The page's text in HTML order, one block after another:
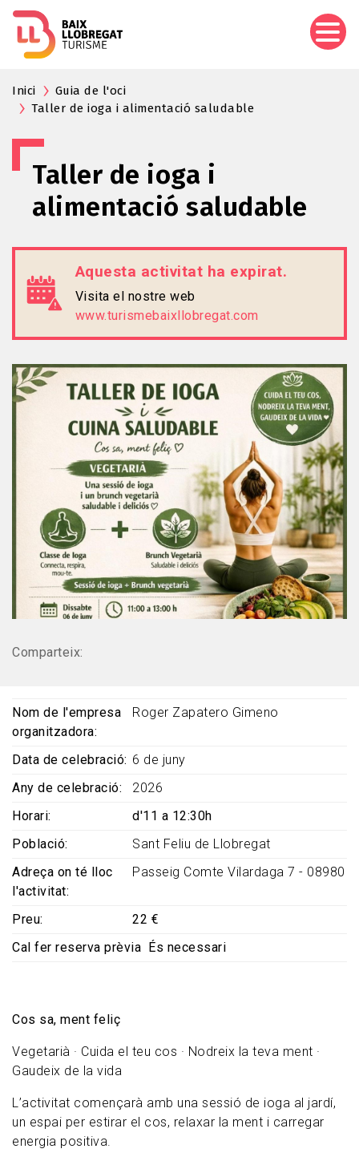
Inici
Guia de l'oci
Taller de ioga i alimentació saludable
Taller de ioga i
alimentació saludable
Aquesta activitat ha expirat.
Visita el nostre web
www.turismebaixllobregat.com
Comparteix:
Cos sa, ment feliç
Vegetarià · Cuida el teu cos · Nodreix la teva ment ·
Gaudeix de la vida
L’activitat començarà amb una sessió de ioga al jardí,
un espai per estirar el cos, relaxar la ment i carregar
energia positiva.
Nom de l'empresa
organitzadora
Roger Zapatero Gimeno
Data de celebració 6 de juny
Any de celebració
2026
Horari
d'11 a 12:30h
Població
Sant Feliu de Llobregat
Adreça on té lloc
l'activitat
Passeig Comte Vilardaga 7 - 08980
Preu
22 €
Cal fer reserva prèvia
És necessari